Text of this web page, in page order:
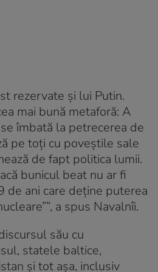
rezervate și lui Putin.
mai bună metaforă: A
îmbată la petrecerea de
pe toți cu poveștile sale
de fapt politica lumii.
bunicul beat nu ar fi
de ani care deține puterea
a spus Navalnîi.
său cu
statele baltice,
și tot așa, inclusiv